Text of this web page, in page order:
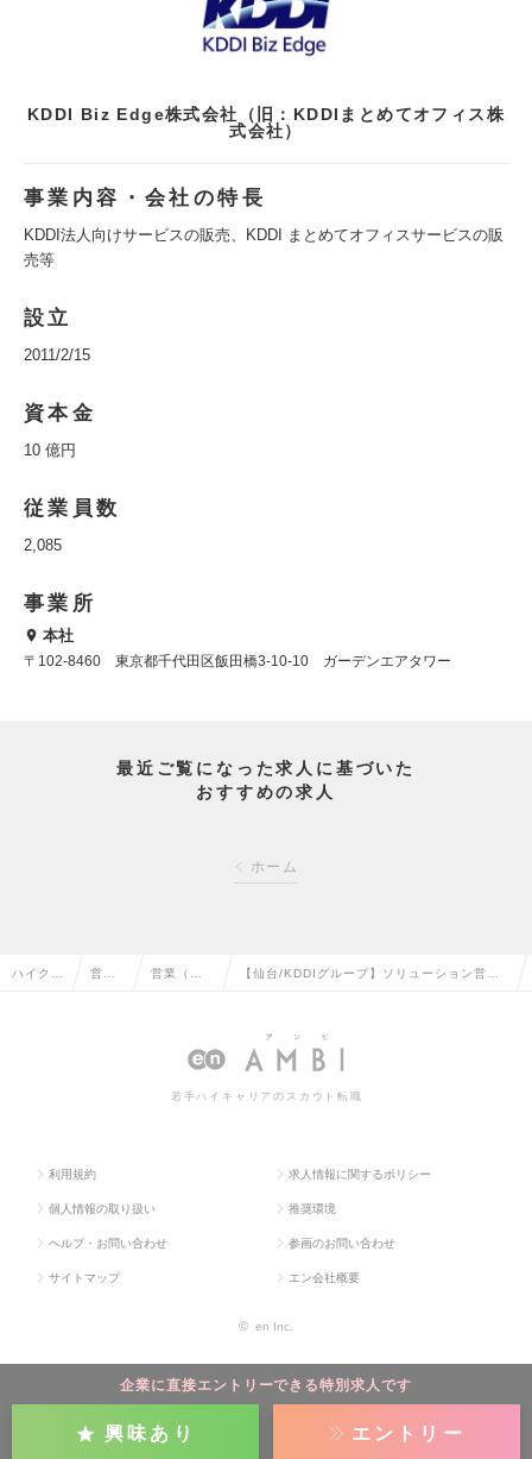
KDDI Biz Edge株式会社（旧：KDDIまとめてオフィス株
式会社）
事業内容・会社の特長
KDDI法人向けサービスの販売、KDDI まとめてオフィスサービスの販
売等
設立
2011/2/15
資本金
10 億円
従業員数
2,085
事業所
本社
〒102-8460 東京都千代田区飯田橋3-10-10 ガーデンエアタワー
最近ご覧になった求人に基づいた
おすすめの求人
ホーム
企業に直接エントリーできる特別求人です
興味あり エントリー
ハイクラ 営業 営業（法 【仙台/KDDIグループ】ソリューション営
支援の求人情報
若手ハイキャリアのスカウト転職
利用規約 求人情報に関するポリシー
個人情報の取り扱い 推奨環境
ヘルプ・お問い合わせ 参画のお問い合わせ
サイトマップ エン会社概要
© en Inc.